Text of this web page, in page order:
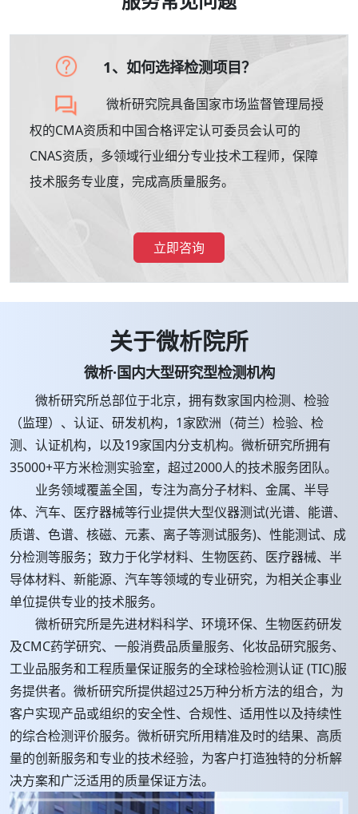
1、如何选择检测项目？
微析研究院具备国家市场监督管理局授
权的CMA资质和中国合格评定认可委员会认可的
CNAS资质，多领域行业细分专业技术工程师，保障
技术服务专业度，完成高质量服务。
立即咨询
关于微析院所
微析·国内大型研究型检测机构
微析研究所总部位于北京，拥有数家国内检测、检验
（监理）、认证、研发机构，1家欧洲（荷兰）检验、检
测、认证机构，以及19家国内分支机构。微析研究所拥有
35000+平方米检测实验室，超过2000人的技术服务团队。
业务领域覆盖全国，专注为高分子材料、金属、半导
体、汽车、医疗器械等行业提供大型仪器测试(光谱、能谱、
质谱、色谱、核磁、元素、离子等测试服务)、性能测试、成
分检测等服务；致力于化学材料、生物医药、医疗器械、半
导体材料、新能源、汽车等领域的专业研究，为相关企事业
单位提供专业的技术服务。
微析研究所是先进材料科学、环境环保、生物医药研发
及CMC药学研究、一般消费品质量服务、化妆品研究服务、
工业品服务和工程质量保证服务的全球检验检测认证 (TIC)服
务提供者。微析研究所提供超过25万种分析方法的组合，为
客户实现产品或组织的安全性、合规性、适用性以及持续性
的综合检测评价服务。微析研究所用精准及时的结果、高质
量的创新服务和专业的技术经验，为客户打造独特的分析解
决方案和广泛适用的质量保证方法。